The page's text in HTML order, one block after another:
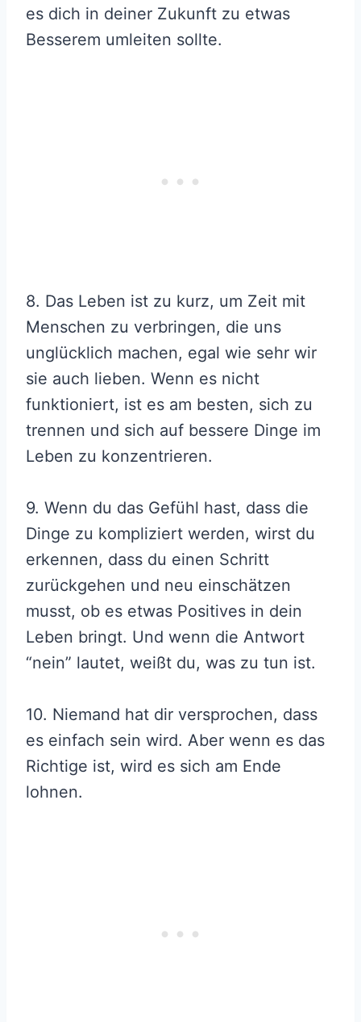
es dich in deiner Zukunft zu etwas
Besserem umleiten sollte.
8. Das Leben ist zu kurz, um Zeit mit
Menschen zu verbringen, die uns
unglücklich machen, egal wie sehr wir
sie auch lieben. Wenn es nicht
funktioniert, ist es am besten, sich zu
trennen und sich auf bessere Dinge im
Leben zu konzentrieren.
9. Wenn du das Gefühl hast, dass die
Dinge zu kompliziert werden, wirst du
erkennen, dass du einen Schritt
zurückgehen und neu einschätzen
musst, ob es etwas Positives in dein
Leben bringt. Und wenn die Antwort
“nein” lautet, weißt du, was zu tun ist.
10. Niemand hat dir versprochen, dass
es einfach sein wird. Aber wenn es das
Richtige ist, wird es sich am Ende
lohnen.